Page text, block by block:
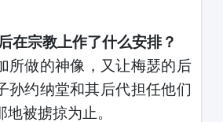
在宗教上作了什么安排？
所做的神像，又让梅瑟的后
孙约纳堂和其后代担任他们
被掳掠为止。